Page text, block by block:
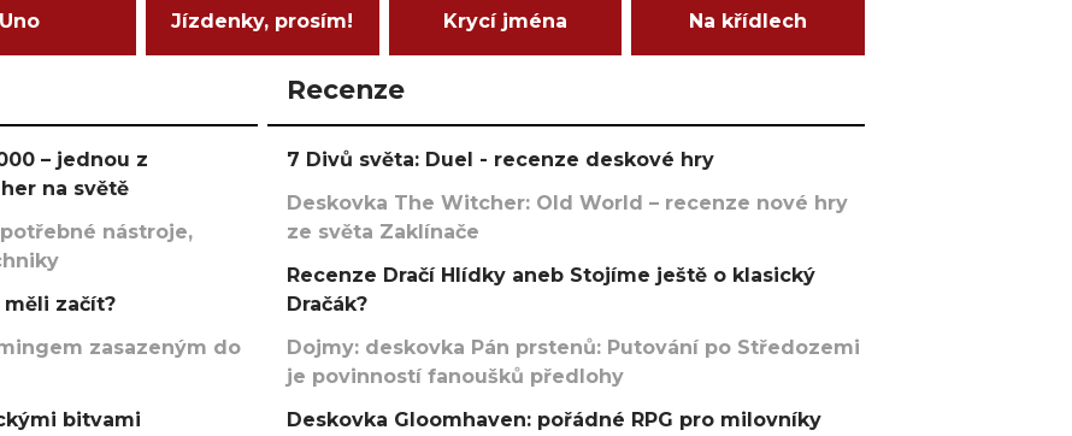
Uno Jízdenky, prosím! Krycí jména Na křídlech
– jednou z
na světě
nástroje,
měli začít?
zasazeným do
bitvami
Recenze
7 Divů světa: Duel - recenze deskové hry
Deskovka The Witcher: Old World – recenze nové hry
ze světa Zaklínače
Recenze Dračí Hlídky aneb Stojíme ještě o klasický
Dračák?
Dojmy: deskovka Pán prstenů: Putování po Středozemi
je povinností fanoušků předlohy
Deskovka Gloomhaven: pořádné RPG pro milovníky